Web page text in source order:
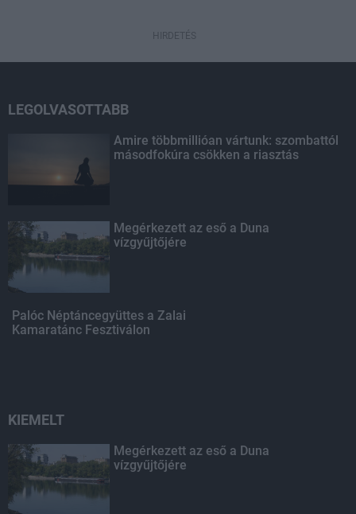
HIRDETÉS
LEGOLVASOTTABB
Amire többmillióan vártunk: szombattól
másodfokúra csökken a riasztás
Megérkezett az eső a Duna
vízgyűjtőjére
Palóc Néptáncegyüttes a Zalai
Kamaratánc Fesztiválon
KIEMELT
Megérkezett az eső a Duna
vízgyűjtőjére